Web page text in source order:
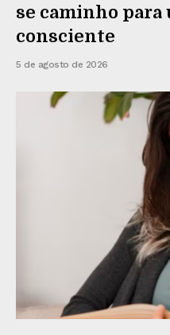
se caminho para
consciente
5 de agosto de 2026